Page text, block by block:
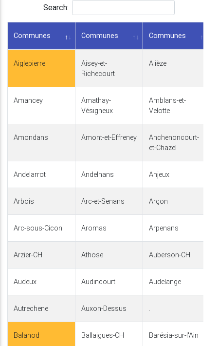
Search:
Communes Communes Communes
Aiglepierre
Aisey-et-
Richecourt
Alièze
Amancey
Amathay-
Vésigneux
Amblans-et-
Velotte
Amondans Amont-et-Effreney
Anchenoncourt-
et-Chazel
Andelarrot Andelnans Anjeux
Arbois Arc-et-Senans Arçon
Arc-sous-Cicon Aromas Arpenans
Arzier-CH Athose Auberson-CH
Audeux Audincourt Audelange
Autrechene Auxon-Dessus .
Balanod Ballaigues-CH Barésia-sur-l'Ain